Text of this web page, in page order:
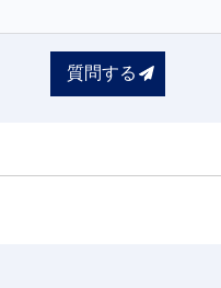
質問する